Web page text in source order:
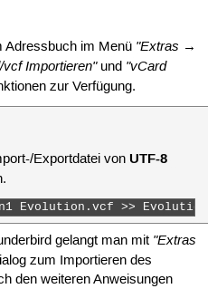
Adressbuch im Menü "Extras →
vcf Importieren"und "vCard
zur Verfügung.
Exportdatei von UTF-8
Evolution.vcf >>
gelangt man mit "Extras
zum Importieren des
den weiteren Anweisungen